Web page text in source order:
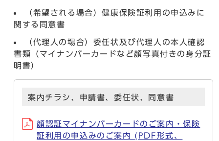
（希望される場合）健康保険証利用の申込みに
関する同意書
（代理人の場合）委任状及び代理人の本人確認
書類（マイナンバーカードなど顔写真付きの身分証
明書）
案内チラシ、申請書、委任状、同意書
顔認証マイナンバーカードのご案内・保険
証利用の申込みのご案内 (PDF形式、